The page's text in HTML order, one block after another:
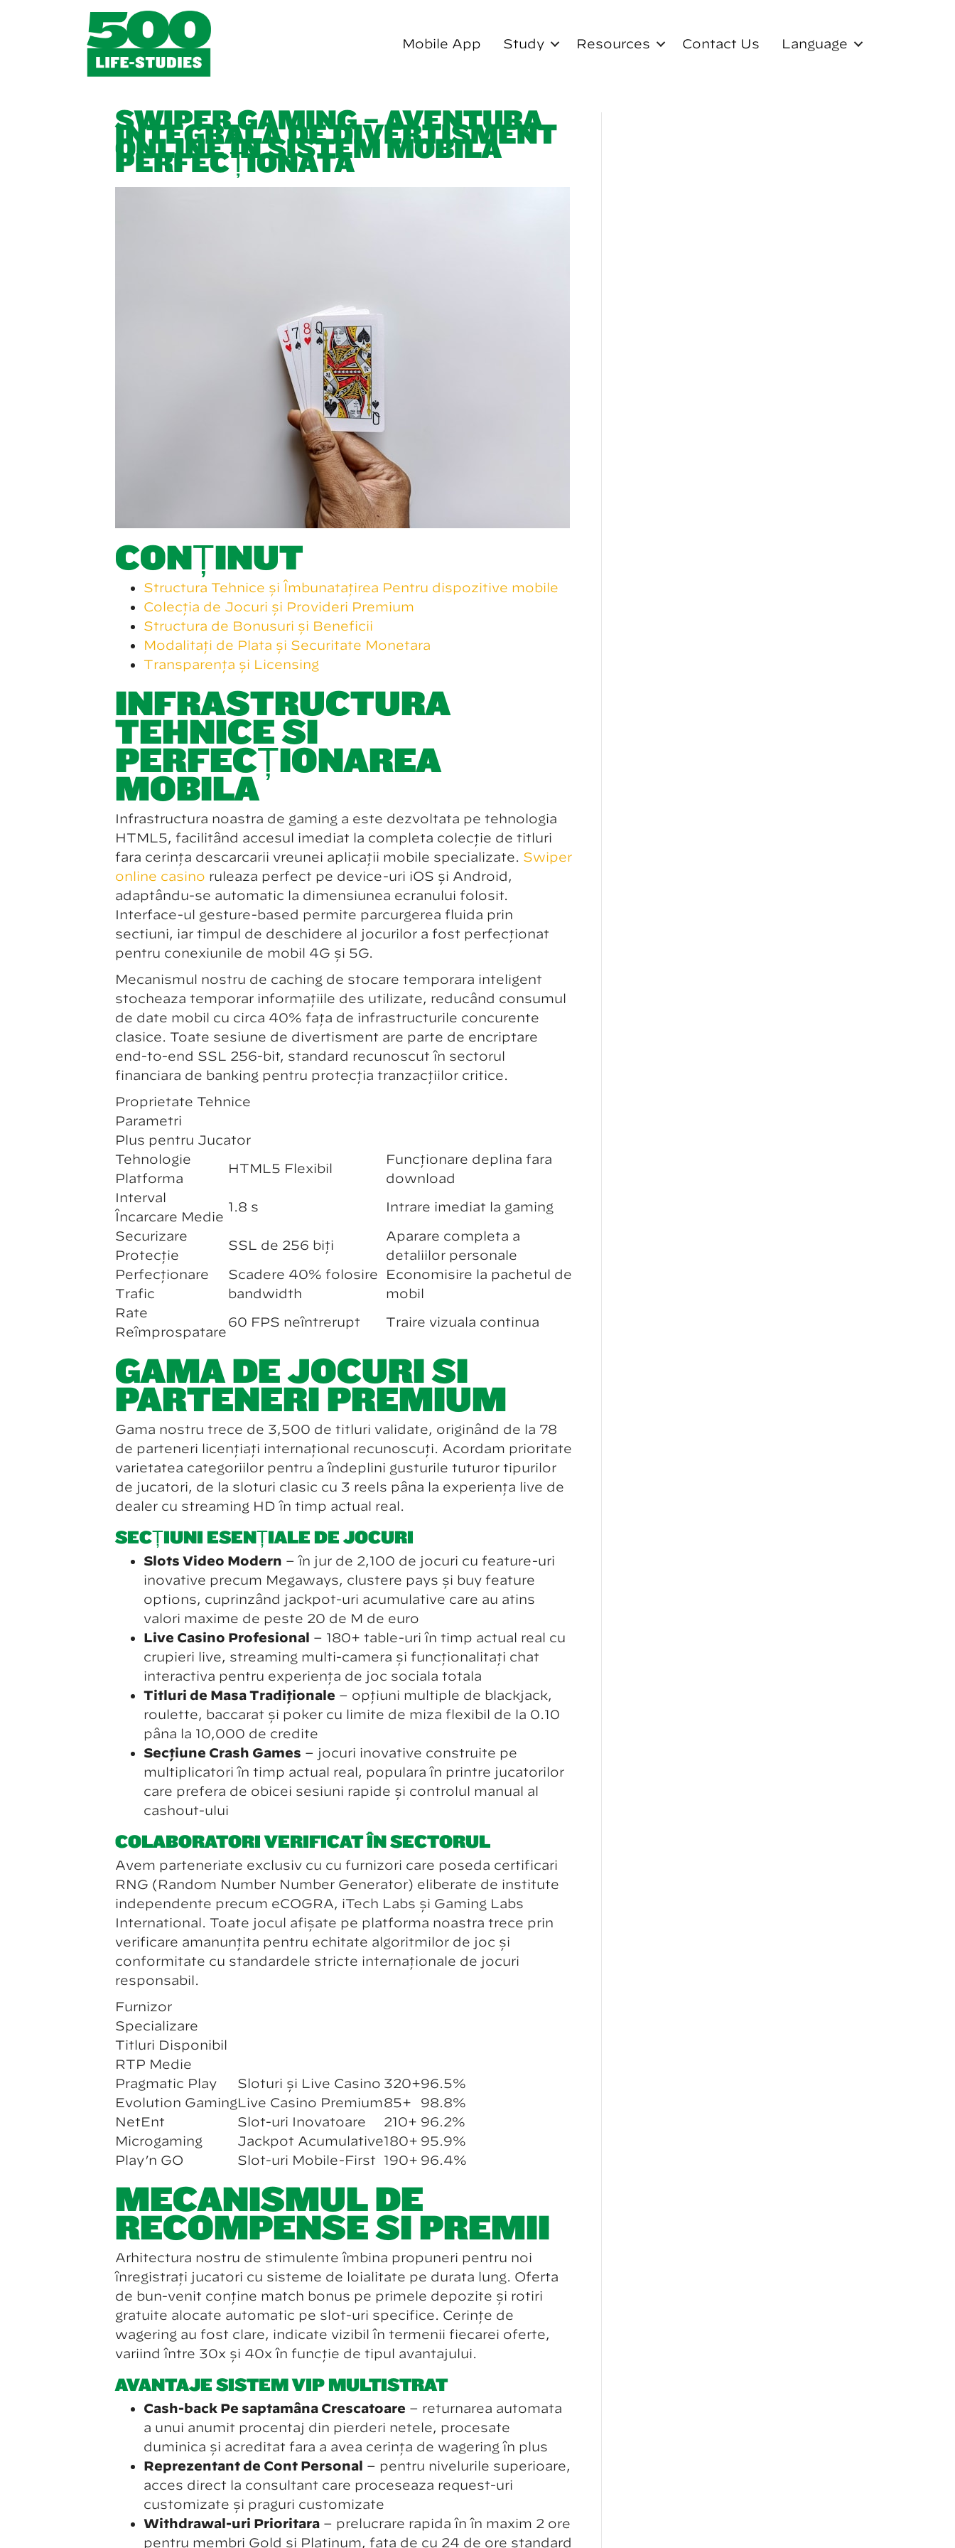
Mobile App Study Resources Contact Us Language
SWIPER GAMING – AVENTURA
INTEGRALĂ DE DIVERTISMENT
ONLINE ÎN SISTEM MOBILĂ
PERFECȚIONATĂ
CONȚINUT
Structura Tehnice și Îmbunătățirea Pentru dispozitive mobile
Colecția de Jocuri și Provideri Premium
Structura de Bonusuri și Beneficii
Modalități de Plată și Securitate Monetară
Transparență și Licensing
INFRASTRUCTURA
TEHNICE ȘI
PERFECȚIONAREA
MOBILĂ
Infrastructura noastră de gaming a este dezvoltată pe tehnologia
HTML5, facilitând accesul imediat la completa colecție de titluri
fără cerința descărcării vreunei aplicații mobile specializate. Swiper
online casino rulează perfect pe device-uri iOS și Android,
adaptându-se automatic la dimensiunea ecranului folosit.
Interface-ul gesture-based permite parcurgerea fluidă prin
sectiuni, iar timpul de deschidere al jocurilor a fost perfecționat
pentru conexiunile de mobil 4G și 5G.
Mecanismul nostru de caching de stocare temporară inteligent
stochează temporar informațiile des utilizate, reducând consumul
de date mobil cu circa 40% față de infrastructurile concurente
clasice. Toate sesiune de divertisment are parte de encriptare
end-to-end SSL 256-bit, standard recunoscut în sectorul
financiară de banking pentru protecția tranzacțiilor critice.
Proprietate Tehnice
Parametri
Plus pentru Jucător
Tehnologie
Platformă
HTML5 Flexibil
Funcționare deplină fără
download
Interval
Încărcare Medie
1.8 s
Intrare imediat la gaming
Securizare
Protecție
SSL de 256 biți
Apărare completă a
detaliilor personale
Perfecționare
Trafic
Scădere 40% folosire
bandwidth
Economisire la pachetul de
mobil
Rate
Reîmprospătare
60 FPS neîntrerupt Trăire vizuală continuă
GAMA DE JOCURI ȘI
PARTENERI PREMIUM
Gama nostru trece de 3,500 de titluri validate, originând de la 78
de parteneri licențiați internațional recunoscuți. Acordăm prioritate
varietatea categoriilor pentru a îndeplini gusturile tuturor tipurilor
de jucători, de la sloturi clasic cu 3 reels până la experiență live de
dealer cu streaming HD în timp actual real.
SECȚIUNI ESENȚIALE DE JOCURI
Slots Video Modern – în jur de 2,100 de jocuri cu feature-uri
inovative precum Megaways, clustere pays și buy feature
options, cuprinzând jackpot-uri acumulative care au atins
valori maxime de peste 20 de M de euro
Live Casino Profesional – 180+ table-uri în timp actual real cu
crupieri live, streaming multi-cameră și funcționalități chat
interactivă pentru experiență de joc socială totală
Titluri de Masă Tradiționale – opțiuni multiple de blackjack,
roulette, baccarat și poker cu limite de miză flexibil de la 0.10
până la 10,000 de credite
Secțiune Crash Games – jocuri inovative construite pe
multiplicatori în timp actual real, populară în printre jucătorilor
care preferă de obicei sesiuni rapide și controlul manual al
cashout-ului
COLABORATORI VERIFICAT ÎN SECTORUL
Avem parteneriate exclusiv cu cu furnizori care posedă certificări
RNG (Random Number Number Generator) eliberate de institute
independente precum eCOGRA, iTech Labs și Gaming Labs
International. Toate jocul afișate pe platformă noastră trece prin
verificare amănunțită pentru echitate algoritmilor de joc și
conformitate cu standardele stricte internaționale de jocuri
responsabil.
Furnizor
Specializare
Titluri Disponibil
RTP Medie
Pragmatic Play
Sloturi și Live Casino 320+96.5%
Evolution GamingLive Casino Premium85+
98.8%
NetEnt
Slot-uri Inovatoare 210+ 96.2%
Microgaming
Jackpot Acumulative180+ 95.9%
Play’n GO
Slot-uri Mobile-First 190+ 96.4%
MECANISMUL DE
RECOMPENSE ȘI PREMII
Arhitectura nostru de stimulente îmbină propuneri pentru noi
înregistrați jucători cu sisteme de loialitate pe durată lung. Oferta
de bun-venit conține match bonus pe primele depozite și rotiri
gratuite alocate automatic pe slot-uri specifice. Cerințe de
wagering au fost clare, indicate vizibil în termenii fiecărei oferte,
variind între 30x și 40x în funcție de tipul avantajului.
AVANTAJE SISTEM VIP MULTISTRAT
Cash-back Pe săptămână Crescătoare – returnarea automată
a unui anumit procentaj din pierderi netele, procesate
duminică și acreditat fără a avea cerință de wagering în plus
Reprezentant de Cont Personal – pentru nivelurile superioare,
acces direct la consultant care procesează request-uri
customizate și praguri customizate
Withdrawal-uri Prioritară – prelucrare rapidă în în maxim 2 ore
pentru membri Gold și Platinum, față de cu 24 de ore standard